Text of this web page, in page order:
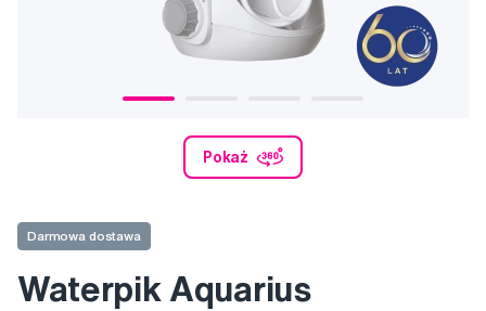
Pokaż
Darmowa dostawa
Waterpik Aquarius